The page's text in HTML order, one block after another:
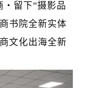
・留下”摄影品
书院全新实体
文化出海全新